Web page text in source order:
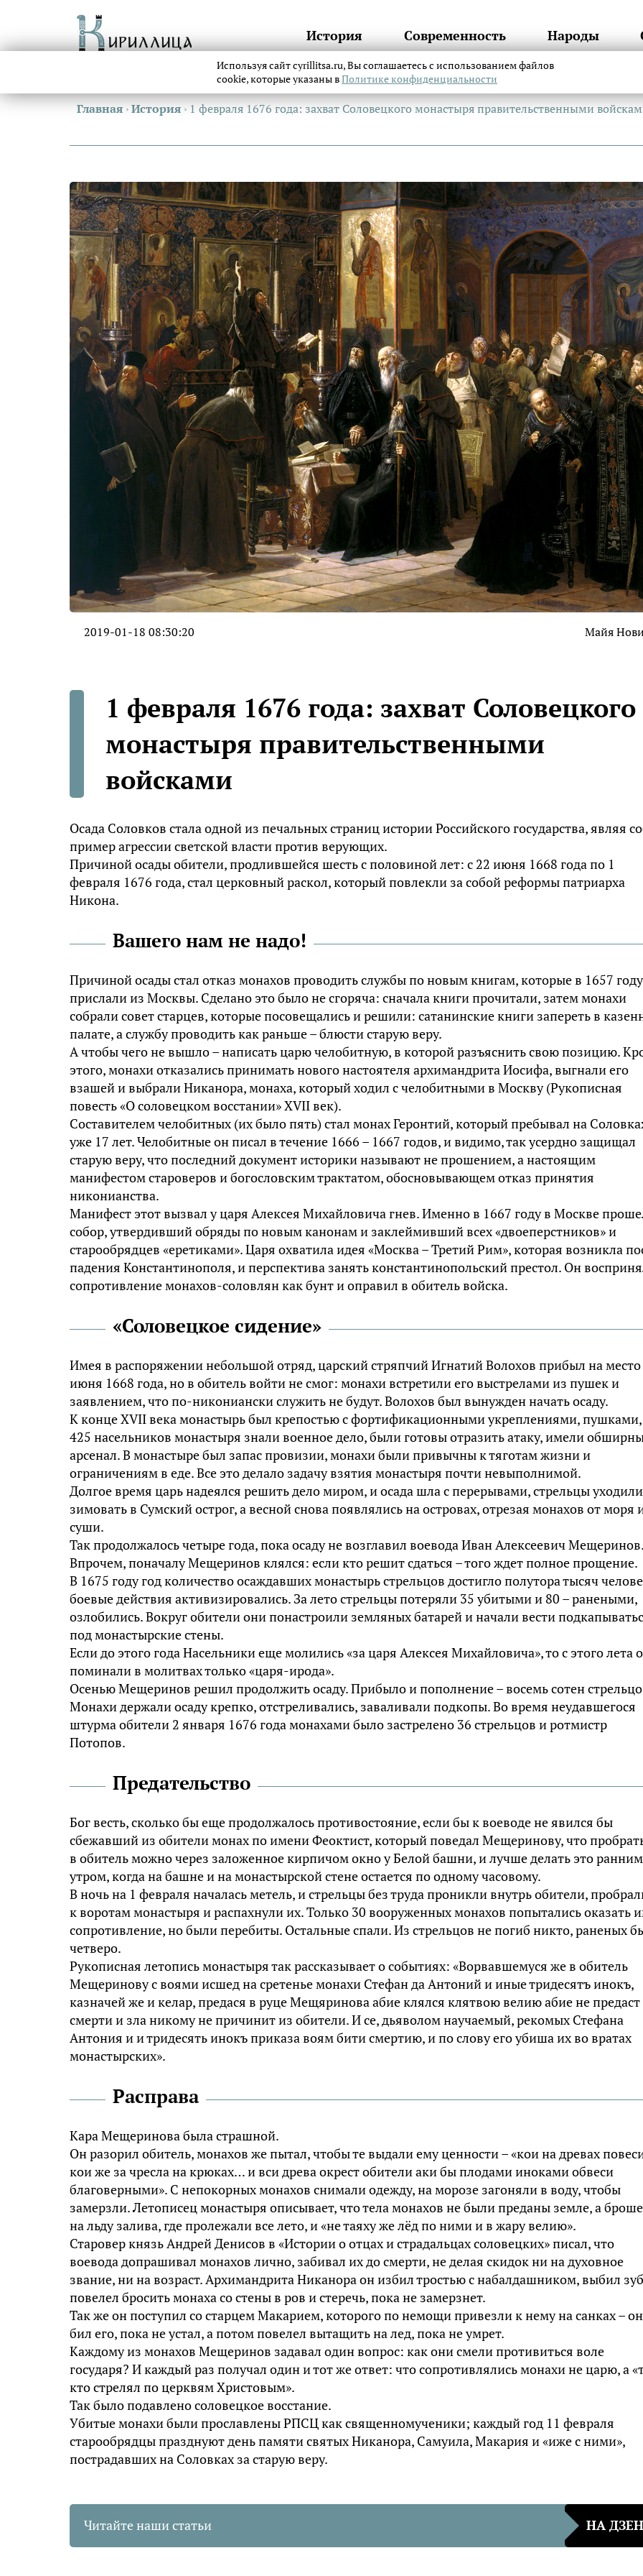
История Современность Народы
Главная ›История › 1 февраля 1676 года: захват Соловецкого монастыря правительственными
2019-01-18 08:30:20 Майя
1 февраля 1676 года: захват Соловецкого
монастыря правительственными
войсками
Осада Соловков стала одной из печальных страниц истории Российского государства, являя
пример агрессии светской власти против верующих.
Причиной осады обители, продлившейся шесть с половиной лет: с 22 июня 1668 года по 1
февраля 1676 года, стал церковный раскол, который повлекли за собой реформы патриарха
Никона.
Вашего нам не надо!
Причиной осады стал отказ монахов проводить службы по новым книгам, которые в 1657
прислали из Москвы. Сделано это было не сгоряча: сначала книги прочитали, затем монахи
собрали совет старцев, которые посовещались и решили: сатанинские книги запереть в
палате, а службу проводить как раньше – блюсти старую веру.
А чтобы чего не вышло – написать царю челобитную, в которой разъяснить свою позицию.
этого, монахи отказались принимать нового настоятеля архимандрита Иосифа, выгнали его
взашей и выбрали Никанора, монаха, который ходил с челобитными в Москву (Рукописная
повесть «О соловецком восстании» XVII век).
Составителем челобитных (их было пять) стал монах Геронтий, который пребывал на
уже 17 лет. Челобитные он писал в течение 1666 – 1667 годов, и видимо, так усердно защищал
старую веру, что последний документ историки называют не прошением, а настоящим
манифестом староверов и богословским трактатом, обосновывающем отказ принятия
никонианства.
Манифест этот вызвал у царя Алексея Михайловича гнев. Именно в 1667 году в Москве
собор, утвердивший обряды по новым канонам и заклеймивший всех «двоеперстников» и
старообрядцев «еретиками». Царя охватила идея «Москва – Третий Рим», которая возникла
падения Константинополя, и перспектива занять константинопольский престол. Он
сопротивление монахов-соловлян как бунт и оправил в обитель войска.
«Соловецкое сидение»
Имея в распоряжении небольшой отряд, царский стряпчий Игнатий Волохов прибыл на место
июня 1668 года, но в обитель войти не смог: монахи встретили его выстрелами из пушек и
заявлением, что по-никониански служить не будут. Волохов был вынужден начать осаду.
К конце XVII века монастырь был крепостью с фортификационными укреплениями, пушками,
425 насельников монастыря знали военное дело, были готовы отразить атаку, имели
арсенал. В монастыре был запас провизии, монахи были привычны к тяготам жизни и
ограничениям в еде. Все это делало задачу взятия монастыря почти невыполнимой.
Долгое время царь надеялся решить дело миром, и осада шла с перерывами, стрельцы уходили
зимовать в Сумский острог, а весной снова появлялись на островах, отрезая монахов от моря
суши.
Так продолжалось четыре года, пока осаду не возглавил воевода Иван Алексеевич Мещеринов.
Впрочем, поначалу Мещеринов клялся: если кто решит сдаться – того ждет полное прощение.
В 1675 году год количество осаждавших монастырь стрельцов достигло полутора тысяч
боевые действия активизировались. За лето стрельцы потеряли 35 убитыми и 80 – ранеными,
озлобились. Вокруг обители они понастроили земляных батарей и начали вести
под монастырские стены.
Если до этого года Насельники еще молились «за царя Алексея Михайловича», то с этого лета
поминали в молитвах только «царя-ирода».
Осенью Мещеринов решил продолжить осаду. Прибыло и пополнение – восемь сотен
Монахи держали осаду крепко, отстреливались, заваливали подкопы. Во время неудавшегося
штурма обители 2 января 1676 года монахами было застрелено 36 стрельцов и ротмистр
Потопов.
Предательство
Бог весть, сколько бы еще продолжалось противостояние, если бы к воеводе не явился бы
сбежавший из обители монах по имени Феоктист, который поведал Мещеринову, что
в обитель можно через заложенное кирпичом окно у Белой башни, и лучше делать это ранним
утром, когда на башне и на монастырской стене остается по одному часовому.
В ночь на 1 февраля началась метель, и стрельцы без труда проникли внутрь обители,
к воротам монастыря и распахнули их. Только 30 вооруженных монахов попытались оказать
сопротивление, но были перебиты. Остальные спали. Из стрельцов не погиб никто, раненых
четверо.
Рукописная летопись монастыря так рассказывает о событиях: «Ворвавшемуся же в обитель
Мещеринову с воями исшед на сретенье монахи Стефан да Антоний и иные тридесятъ инокъ,
казначей же и келар, предася в руце Мещяринова абие клялся клятвою велию абие не предаст
смерти и зла никому не причинит из обители. И се, дьяволом научаемый, рекомых Стефана
Антония и и тридесять инокъ приказа воям бити смертию, и по слову его убиша их во вратах
монастырских».
Расправа
Кара Мещеринова была страшной.
Он разорил обитель, монахов же пытал, чтобы те выдали ему ценности – «кои на древах
кои же за чресла на крюках… и вси древа окрест обители аки бы плодами иноками обвеси
благоверными». С непокорных монахов снимали одежду, на морозе загоняли в воду, чтобы
замерзли. Летописец монастыря описывает, что тела монахов не были преданы земле, а
на льду залива, где пролежали все лето, и «не таяху же лёд по ними и в жару велию».
Старовер князь Андрей Денисов в «Истории о отцах и страдальцах соловецких» писал, что
воевода допрашивал монахов лично, забивал их до смерти, не делая скидок ни на духовное
звание, ни на возраст. Архимандрита Никанора он избил тростью с набалдашником, выбил
повелел бросить монаха со стены в ров и стеречь, пока не замерзнет.
Так же он поступил со старцем Макарием, которого по немощи привезли к нему на санках – он
бил его, пока не устал, а потом повелел вытащить на лед, пока не умрет.
Каждому из монахов Мещеринов задавал один вопрос: как они смели противиться воле
государя? И каждый раз получал один и тот же ответ: что сопротивлялись монахи не царю, а
кто стрелял по церквям Христовым».
Так было подавлено соловецкое восстание.
Убитые монахи были прославлены РПСЦ как священномученики; каждый год 11 февраля
старообрядцы празднуют день памяти святых Никанора, Самуила, Макария и «иже с ними»,
пострадавших на Соловках за старую веру.
Читайте наши статьи НА ДЗЕН
Используя сайт cyrillitsa.ru, Вы соглашаетесь с использованием файлов
cookie, которые указаны вПолитике конфиденциальности